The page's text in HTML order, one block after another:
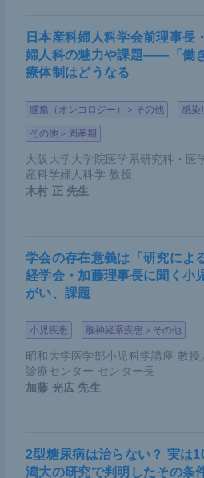
日本産科婦人科学会前理事長
婦人科の魅力や課題――「働
療体制はどうなる
腫瘍（オンコロジー）＞その他 感染
その他＞周産期
大阪大学大学院医学系研究科・医
産科学婦人科学 教授
木村 正 先生
学会の存在意義は「研究によ
経学会・加藤理事長に聞く小
がい、課題
小児疾患 脳神経系疾患＞その他
昭和大学医学部小児科学講座 教
診療センター センター長
加藤 光広 先生
2型糖尿病は治らない？ 実は
潟大の研究で判明したその条